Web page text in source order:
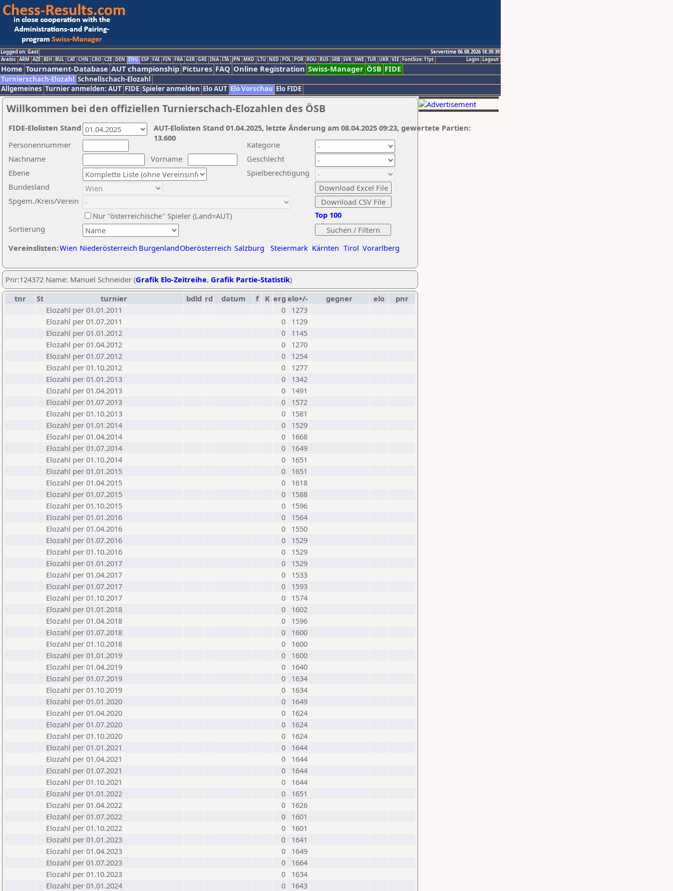
Logged on: Gast
Servertime 06.08.2026 18:39:39
Logout
Login
Arabic ARM AZE BIH BUL CAT CHN CRO CZE DEN ENG ESP FAI FIN FRA GER GRE INA ITA JPN MKD LTU NED POL POR ROU RUS SRB SVK SWE TUR UKR VIE FontSize:11pt
Home Tournament-Database AUT championship Pictures FAQ Online Registration Swiss-Manager ÖSB FIDE
Turnierschach-Elozahl Schnellschach-Elozahl
Allgemeines Turnier anmelden: AUT FIDE Spieler anmelden Elo AUT Elo Vorschau Elo FIDE
Willkommen bei den offiziellen Turnierschach-Elozahlen des ÖSB
Nachname
Vorname
Ebene
Kategorie
Sortierung
Personennummer
Bundesland
Spgem./Kreis/Verein
Geschlecht
Nur "österreichische" Spieler (Land=AUT)
Spielberechtigung
Vereinslisten:Wien Niederösterreich BurgenlandOberösterreich Salzburg Steiermark Kärnten Tirol Vorarlberg
Top 100
AUT-Elolisten Stand 01.04.2025, letzte Änderung am 08.04.2025 09:23, gewertete Partien:
13.600
FIDE-Elolisten Stand
Pnr:124372 Name: Manuel Schneider (Grafik Elo-Zeitreihe, Grafik Partie-Statistik)
tnr
St turnier bdld rd datum f K erg elo+/- gegner elo
pnr
Elozahl per 01.01.2011
0
1273
Elozahl per 01.07.2011
0
1129
Elozahl per 01.01.2012
0
1145
Elozahl per 01.04.2012
0
1270
Elozahl per 01.07.2012
0
1254
Elozahl per 01.10.2012
0
1277
Elozahl per 01.01.2013
0
1342
Elozahl per 01.04.2013
0
1491
Elozahl per 01.07.2013
0
1572
Elozahl per 01.10.2013
0
1581
Elozahl per 01.01.2014
0
1529
Elozahl per 01.04.2014
0
1668
Elozahl per 01.07.2014
0
1649
Elozahl per 01.10.2014
0
1651
Elozahl per 01.01.2015
0
1651
Elozahl per 01.04.2015
0
1618
Elozahl per 01.07.2015
0
1588
Elozahl per 01.10.2015
0
1596
Elozahl per 01.01.2016
0
1564
Elozahl per 01.04.2016
0
1550
Elozahl per 01.07.2016
0
1529
Elozahl per 01.10.2016
0
1529
Elozahl per 01.01.2017
0
1529
Elozahl per 01.04.2017
0
1533
Elozahl per 01.07.2017
0
1593
Elozahl per 01.10.2017
0
1574
Elozahl per 01.01.2018
0
1602
Elozahl per 01.04.2018
0
1596
Elozahl per 01.07.2018
0
1600
Elozahl per 01.10.2018
0
1600
Elozahl per 01.01.2019
0
1600
Elozahl per 01.04.2019
0
1640
Elozahl per 01.07.2019
0
1634
Elozahl per 01.10.2019
0
1634
Elozahl per 01.01.2020
0
1649
Elozahl per 01.04.2020
0
1624
Elozahl per 01.07.2020
0
1624
Elozahl per 01.10.2020
0
1624
Elozahl per 01.01.2021
0
1644
Elozahl per 01.04.2021
0
1644
Elozahl per 01.07.2021
0
1644
Elozahl per 01.10.2021
0
1644
Elozahl per 01.01.2022
0
1651
Elozahl per 01.04.2022
0
1626
Elozahl per 01.07.2022
0
1601
Elozahl per 01.10.2022
0
1601
Elozahl per 01.01.2023
0
1641
Elozahl per 01.04.2023
0
1649
Elozahl per 01.07.2023
0
1664
Elozahl per 01.10.2023
0
1634
Elozahl per 01.01.2024
0
1643